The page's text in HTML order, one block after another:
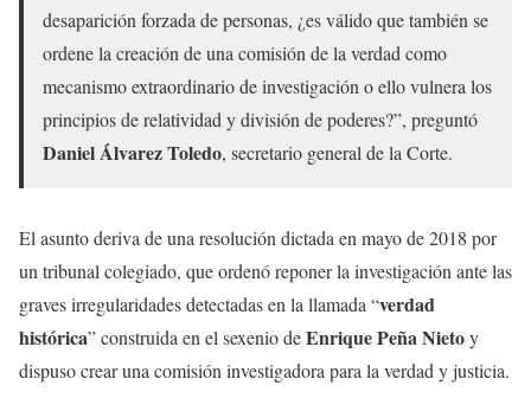
desaparición forzada de personas, ¿es válido que también se
ordene la creación de una comisión de la verdad como
mecanismo extraordinario de investigación o ello vulnera los
principios de relatividad y división de poderes?”, preguntó
Daniel Álvarez Toledo, secretario general de la Corte.
El asunto deriva de una resolución dictada en mayo de 2018 por
un tribunal colegiado, que ordenó reponer la investigación ante las
graves irregularidades detectadas en la llamada “verdad
histórica” construida en el sexenio deEnrique Peña Nietoy
dispuso crear una comisión investigadora para la verdad y justicia.